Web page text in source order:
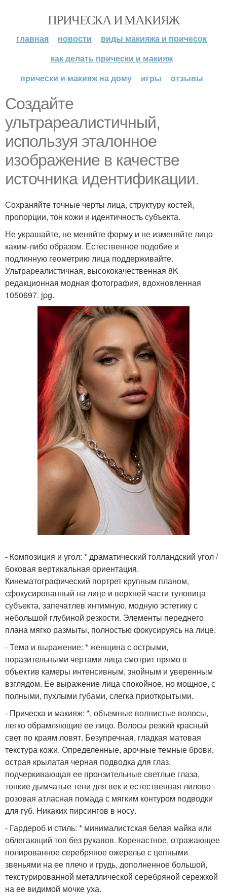
ПРИЧЕСКА И МАКИЯЖ
главная новости
виды макияжа и причесок
как делать прически и макияж
прически и макияж на дому
игры отзывы
Создайте
ультрареалистичный,
используя эталонное
изображение в качестве
источника идентификации.
Сохраняйте точные черты лица, структуру костей,
пропорции, тон кожи и идентичность субъекта.
Не украшайте, не меняйте форму и не изменяйте лицо
каким-либо образом. Естественное подобие и
подлинную геометрию лица поддерживайте.
Ультрареалистичная, высококачественная 8K
редакционная модная фотография, вдохновленная
1050697. jpg.
- Композиция и угол: * драматический голландский угол /
боковая вертикальная ориентация.
Кинематографический портрет крупным планом,
сфокусированный на лице и верхней части туловица
субъекта, запечатлев интимную, модную эстетику с
небольшой глубиной резкости. Элементы переднего
плана мягко размыты, полностью фокусируясь на лице.
- Тема и выражение: * женщина с острыми,
поразительными чертами лица смотрит прямо в
объектив камеры интенсивным, знойным и уверенным
взглядом. Ее выражение лица спокойное, но мощное, с
полными, пухлыми губами, слегка приоткрытыми.
- Прическа и макияж: *, объемные волнистые волосы,
легко обрамляющие ее лицо. Волосы резкий красный
свет по краям ловят. Безупречная, гладкая матовая
текстура кожи. Определенные, арочные темные брови,
острая крылатая черная подводка для глаз,
подчеркивающая ее пронзительные светлые глаза,
тонкие дымчатые тени для век и естественная лилово -
розовая атласная помада с мягким контуром подводки
для губ. Никаких пирсингов в носу.
- Гардероб и стиль: * минималистская белая майка или
облегающий топ без рукавов. Коренастное, отражающее
полированное серебряное ожерелье с цепными
звеньями на ее плечо и грудь, дополненное большой,
текстурированной металлической серебряной сережкой
на ее видимой мочке уха.